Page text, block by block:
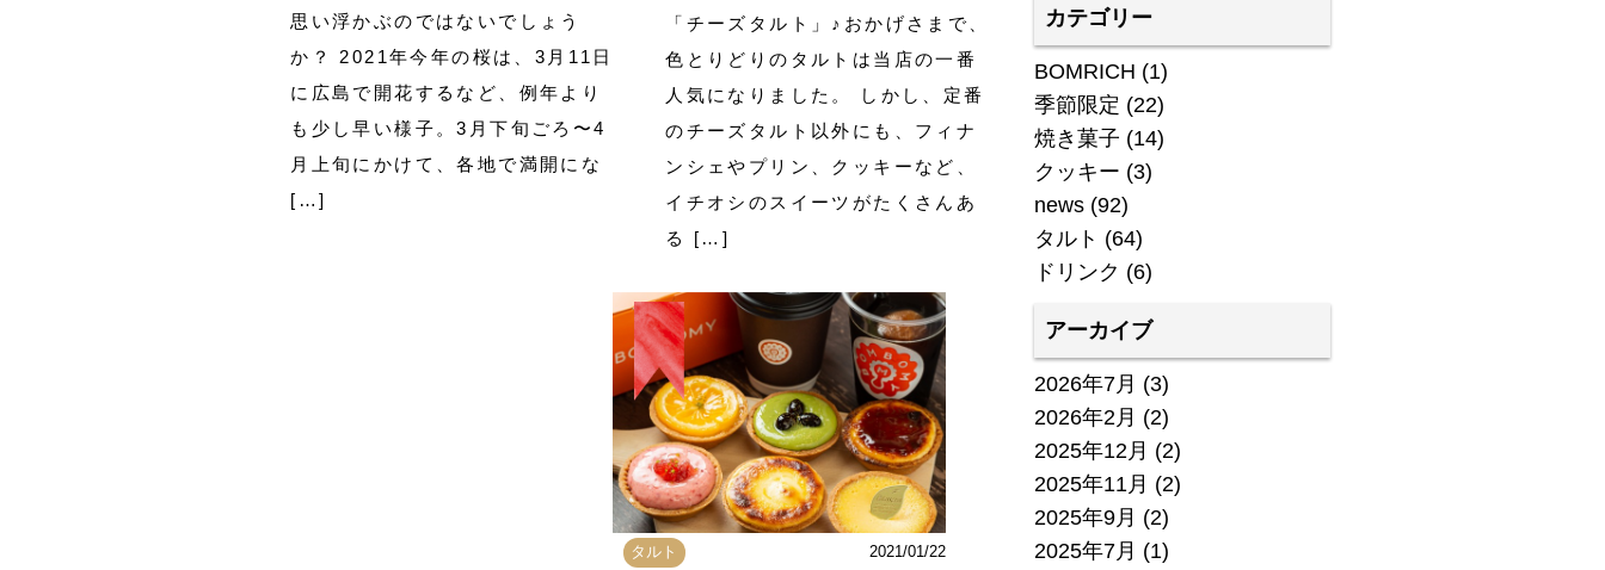
思い浮かぶのではないでしょう
か？ 2021年今年の桜は、3月11日
に広島で開花するなど、例年より
も少し早い様子。3月下旬ごろ〜4
月上旬にかけて、各地で満開にな
[…]
「チーズタルト」♪おかげさまで、
色とりどりのタルトは当店の一番
人気になりました。 しかし、定番
のチーズタルト以外にも、フィナ
ンシェやプリン、クッキーなど、
イチオシのスイーツがたくさんあ
る […]
タルト 2021/01/22
カテゴリー
BOMRICH (1)
季節限定 (22)
焼き菓子 (14)
クッキー (3)
news(92)
タルト (64)
ドリンク (6)
アーカイブ
2026年7月 (3)
2026年2月 (2)
2025年12月 (2)
2025年11月 (2)
2025年9月 (2)
2025年7月 (1)